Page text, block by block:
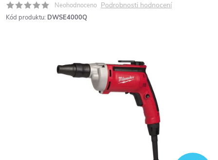
Neohodnoceno Podrobnosti hodnocení
Kód produktu: DWSE4000Q